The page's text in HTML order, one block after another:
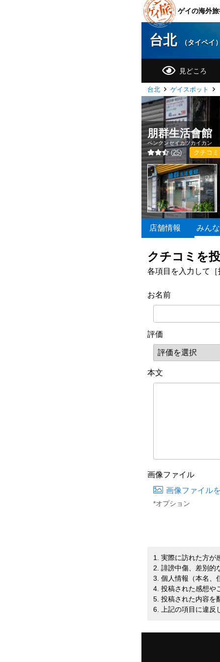
ゲイの海外
台北 （タイペイ
見どころ
台北 ゲイスポット
朋群生活會館
ペンクンセイカツカイカン
(25) クチコ
店舗情報 みん
クチコミを
各項目を入力して
お名前
評価
本文
画像ファイル
画像ファイル
*オプション
1. 実際に訪れた方が
2. 誹謗中傷、差別的
3. 個人情報（本名、
4. 投稿された感想や
5. 投稿された内容を
6. 上記の項目に違反